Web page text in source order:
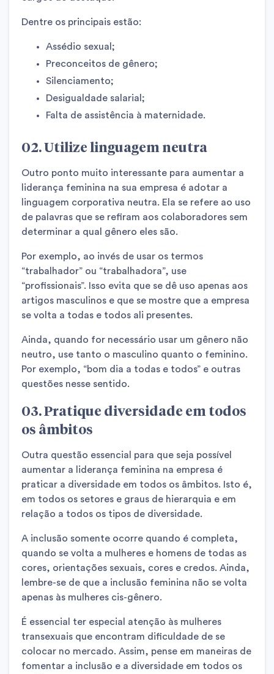
Dentre os principais estão:
Assédio sexual;
Preconceitos de gênero;
Silenciamento;
Desigualdade salarial;
Falta de assistência à maternidade.
02. Utilize linguagem neutra
Outro ponto muito interessante para aumentar a
liderança feminina na sua empresa é adotar a
linguagem corporativa neutra. Ela se refere ao uso
de palavras que se refiram aos colaboradores sem
determinar a qual gênero eles são.
Por exemplo, ao invés de usar os termos
“trabalhador” ou “trabalhadora”, use
“profissionais”. Isso evita que se dê uso apenas aos
artigos masculinos e que se mostre que a empresa
se volta a todas e todos ali presentes.
Ainda, quando for necessário usar um gênero não
neutro, use tanto o masculino quanto o feminino.
Por exemplo, “bom dia a todas e todos” e outras
questões nesse sentido.
03. Pratique diversidade em todos
os âmbitos
Outra questão essencial para que seja possível
aumentar a liderança feminina na empresa é
praticar a diversidade em todos os âmbitos. Isto é,
em todos os setores e graus de hierarquia e em
relação a todos os tipos de diversidade.
A inclusão somente ocorre quando é completa,
quando se volta a mulheres e homens de todas as
cores, orientações sexuais, cores e credos. Ainda,
lembre-se de que a inclusão feminina não se volta
apenas às mulheres cis-gênero.
É essencial ter especial atenção às mulheres
transexuais que encontram dificuldade de se
colocar no mercado. Assim, pense em maneiras de
fomentar a inclusão e a diversidade em todos os